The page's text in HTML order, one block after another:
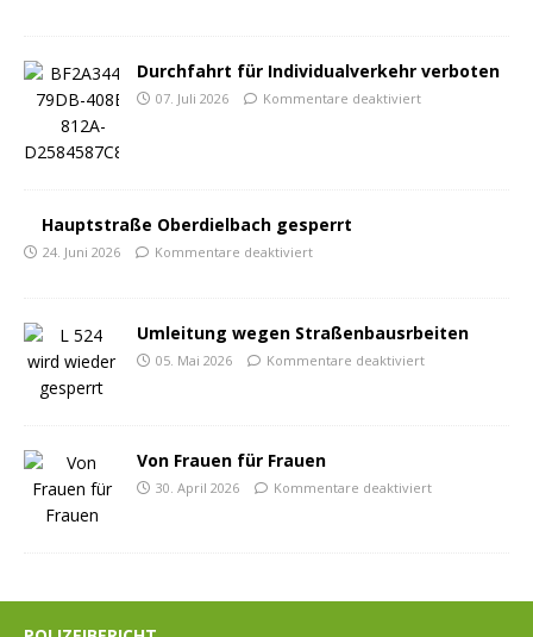
Durchfahrt für Individualverkehr verboten
07. Juli 2026 Kommentare deaktiviert
Hauptstraße Oberdielbach gesperrt
24. Juni 2026 Kommentare deaktiviert
Umleitung wegen Straßenbausrbeiten
05. Mai 2026 Kommentare deaktiviert
Von Frauen für Frauen
30. April 2026 Kommentare deaktiviert